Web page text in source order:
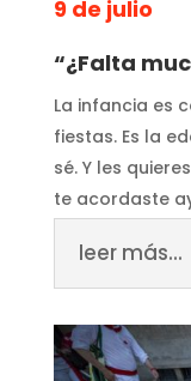
9 de julio
“¿Falta
La infancia es
fiestas. Es la
sé. Y les
te acordaste
leer más...